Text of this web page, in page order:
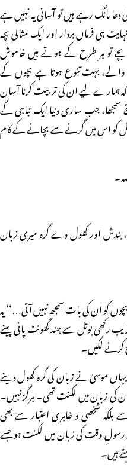
مانگ رہے ہیں تو آسانی یہ نہیں ہے
ہی فرماں بردار اور ایک مثالی بچہ
تو ہر طرح کے ہوتے ہیں خاموش
والے، بہت تنوع ہوتا ہے بچوں کے
کہ ہمارے لیے ان کی تربیت کرنا آسان
جب ساری دنیا ایک تباہی کے
کو اس میں گرنے سے بچانے کے کام
بندش اور کھول دے گرہ میری زبان
کو ان کی بات سمجھ نہیں آتی…‘‘ یہ
رکھی بوتل سے چند گھونٹ پانی پینے
کرنے لگیں۔
موسیٰ نے زبان کی گرہ کھول دینے
کی زبان میں لکنت تھی۔ ہرگز نہیں۔
سے بلکہ شخصی و ظاہری اعتبار سے بھی
رسولِ وقت کی زبان میں لکنت ہو جسے
ہیں۔